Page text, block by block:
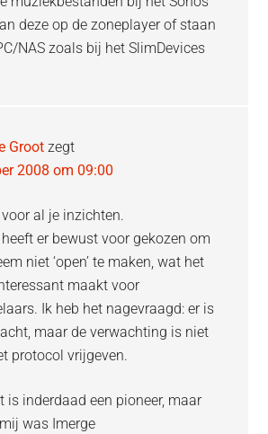
deze op de zoneplayer of staan
NAS zoals bij het SlimDevices
Groot zegt
2008 om 09:00
al je inzichten.
er bewust voor gekozen om
niet ‘open’ te maken, wat het
maakt voor
Ik heb het nagevraagd: er is
maar de verwachting is niet
protocol vrijgeven.
is inderdaad een pioneer, maar
was Imerge